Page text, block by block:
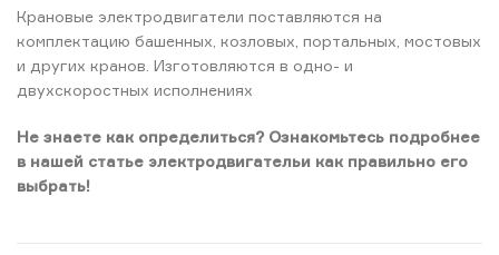
Крановые электродвигатели поставляются на
комплектацию башенных, козловых, портальных, мостовых
и других кранов. Изготовляются в одно- и
двухскоростных исполнениях
Не знаете как определиться? Ознакомьтесь подробнее
в нашей статье электродвигательи как правильно его
выбрать!